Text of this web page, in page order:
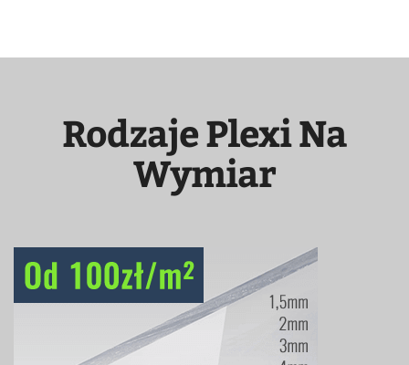
Rodzaje Plexi Na
Wymiar